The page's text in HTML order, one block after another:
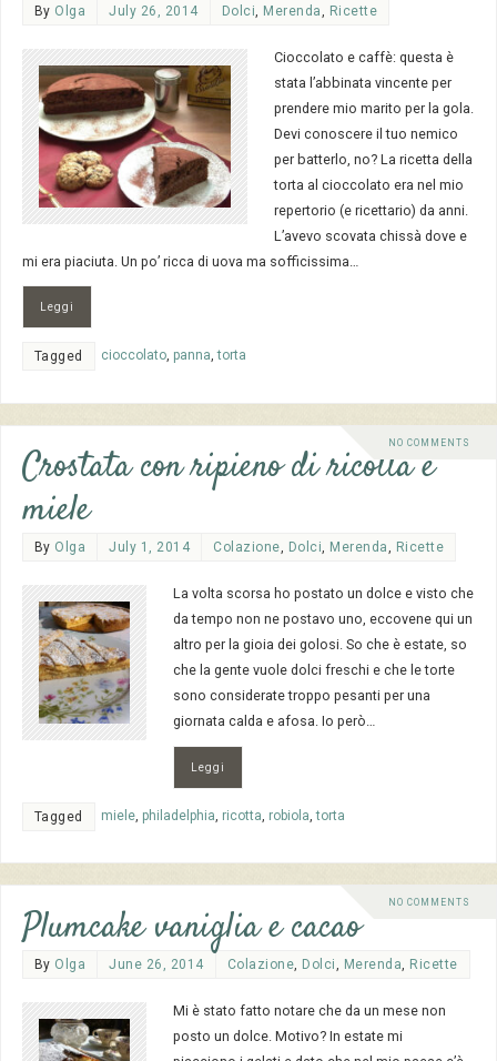
By Olga July 26, 2014 Dolci Merenda Ricette
Cioccolato e caffè: questa è
stata l’abbinata vincente per
prendere mio marito per la gola.
Devi conoscere il tuo nemico
per batterlo, no? La ricetta della
torta al cioccolato era nel mio
repertorio (e ricettario) da anni.
L’avevo scovata chissà dove e
mi era piaciuta. Un po’ ricca di uova ma sofficissima…
Leggi
Tagged cioccolato, panna,torta
NO COMMENTS
Crostata con ripieno di ricotta e
miele
By Olga July 1, 2014 Colazione, Dolci, Merenda, Ricette
La volta scorsa ho postato un dolce e visto che
da tempo non ne postavo uno, eccovene qui un
altro per la gioia dei golosi. So che è estate, so
che la gente vuole dolci freschi e che le torte
sono considerate troppo pesanti per una
giornata calda e afosa. Io però…
Leggi
Tagged miele, philadelphia ricotta robiola ,torta
NO COMMENTS
Plumcake vaniglia e cacao
By Olga June 26, 2014 Colazione, Dolci, Merenda, Ricette
Mi è stato fatto notare che da un mese non
posto un dolce. Motivo? In estate mi